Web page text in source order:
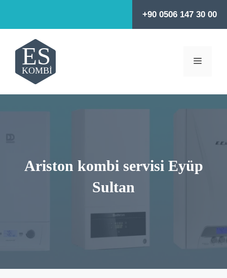
+90 0506 147 30 00
MENÜ
Ariston kombi servisi Eyüp
Sultan